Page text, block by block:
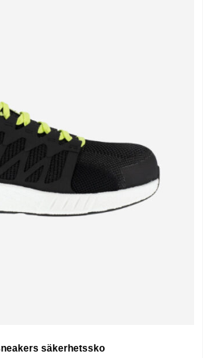
säkerhetssko